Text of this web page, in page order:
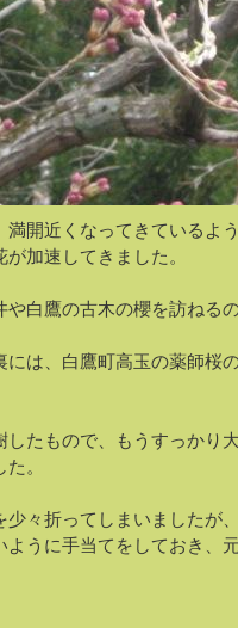
満開近くなってきているよ
加速してきました。
や白鷹の古木の櫻を訪ねる
には、白鷹町高玉の薬師桜
したもので、もうすっかり
。
少々折ってしまいましたが
ように手当てをしておき、